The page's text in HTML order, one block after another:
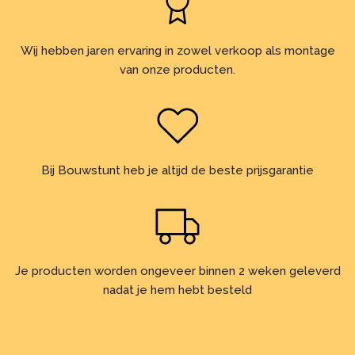
Wij hebben jaren ervaring in zowel verkoop als montage
van onze producten.
Bij Bouwstunt heb je altijd de beste prijsgarantie
Je producten worden ongeveer binnen 2 weken geleverd
nadat je hem hebt besteld